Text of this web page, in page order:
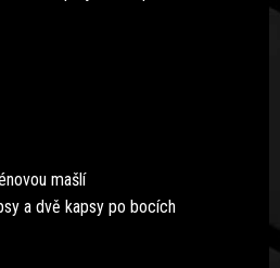
mašlí
a dvě kapsy po bocích